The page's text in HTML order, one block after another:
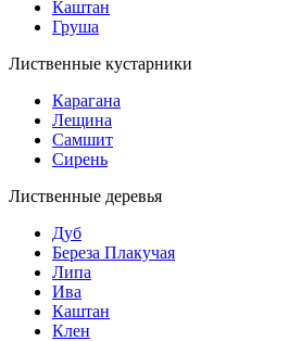
Каштан
Груша
Лиственные кустарники
Карагана
Лещина
Самшит
Сирень
Лиственные деревья
Дуб
Береза Плакучая
Липа
Ива
Каштан
Клен